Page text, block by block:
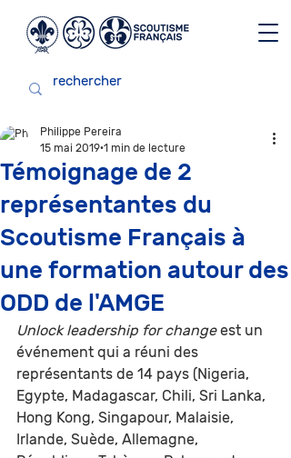
Témoignage de 2
représentantes du
Scoutisme Français à
une formation autour des
ODD de l'AMGE
Philippe Pereira
15 mai 2019 1 min de lecture
Unlock leadership for change est un
événement qui a réuni des
représentants de 14 pays (Nigeria,
Egypte, Madagascar, Chili, Sri Lanka,
Hong Kong, Singapour, Malaisie,
Irlande, Suède, Allemagne,